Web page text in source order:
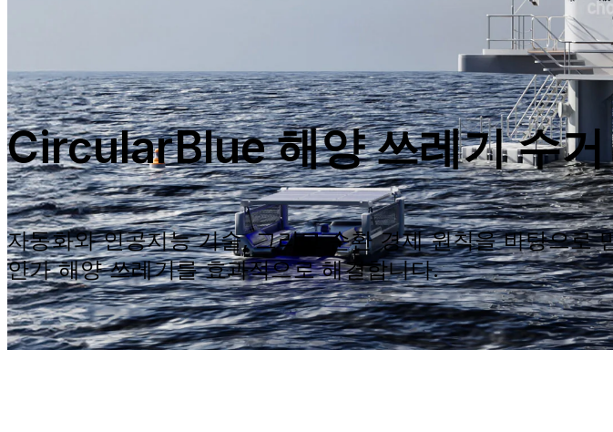
CircularBlue 해양 쓰레기 수
자동화와 인공지능 기술, 그리고 순환 경제 원칙을 바탕으로
안가 해양 쓰레기를 효과적으로 해결합니다.